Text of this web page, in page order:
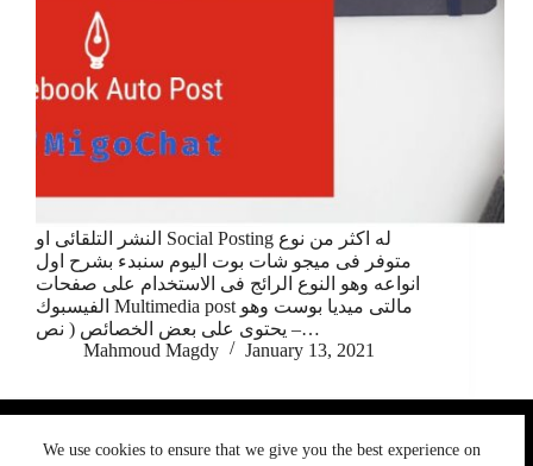
We use cookies to ensure that we give you the best experience on
النشر التلقائى او Social Posting له اكثر من نوع
متوفر فى ميجو شات بوت اليوم سنبدء بشرح اول
انواعه وهو النوع الرائج فى الاستخدام على صفحات
الفيسبوك Multimedia post مالتى ميديا بوست وهو
يحتوى على بعض الخصائص ( نص –…
Mahmoud Magdy
January 13, 2021
experience on our website. If you continue to use this site we